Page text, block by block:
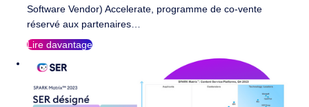
Software Vendor) Accelerate, programme de co-vente
réservé aux partenaires…
Lire davantage